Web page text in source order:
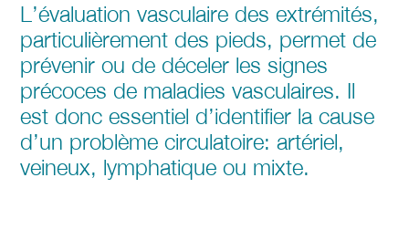
L’évaluation vasculaire des extrémités,
particulièrement des pieds, permet de
prévenir ou de déceler les signes
précoces de maladies vasculaires. Il
est donc essentiel d’identifier la cause
d’un problème circulatoire: artériel,
veineux, lymphatique ou mixte.